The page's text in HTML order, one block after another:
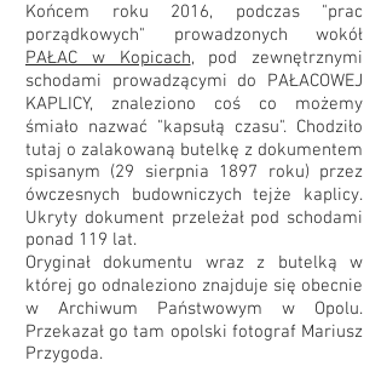
Końcem roku 2016, podczas "prac
porządkowych" prowadzonych wokół
PAŁAC w Kopicach, pod zewnętrznymi
schodami prowadzącymi do PAŁACOWEJ
KAPLICY, znaleziono coś co możemy
śmiało nazwać "kapsułą czasu". Chodziło
tutaj o zalakowaną butelkę z dokumentem
spisanym (29 sierpnia 1897 roku) przez
ówczesnych budowniczych tejże kaplicy.
Ukryty dokument przeleżał pod schodami
ponad 119 lat.
Oryginał dokumentu wraz z butelką w
której go odnaleziono znajduje się obecnie
w Archiwum Państwowym w Opolu.
Przekazał go tam opolski fotograf Mariusz
Przygoda.